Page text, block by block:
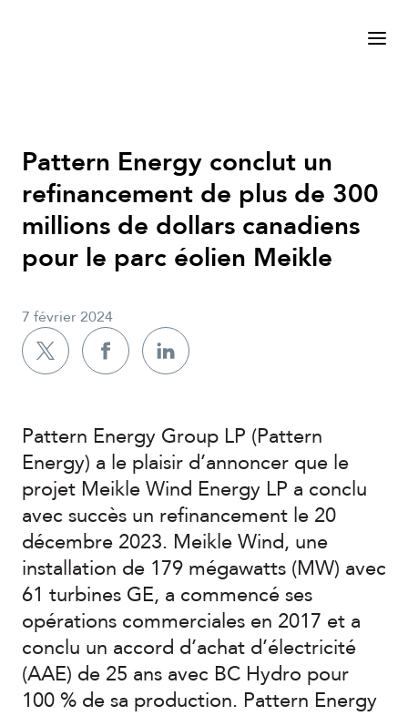
Pattern Energy conclut un
refinancement de plus de 300
millions de dollars canadiens
pour le parc éolien Meikle
7 février 2024
Pattern Energy Group LP (Pattern
Energy) a le plaisir d’annoncer que le
projet Meikle Wind Energy LP a conclu
avec succès un refinancement le 20
décembre 2023. Meikle Wind, une
installation de 179 mégawatts (MW) avec
61 turbines GE, a commencé ses
opérations commerciales en 2017 et a
conclu un accord d’achat d’électricité
(AAE) de 25 ans avec BC Hydro pour
100 % de sa production. Pattern Energy